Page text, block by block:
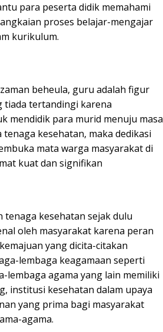
para peserta didik memahami
proses belajar-mengajar
kurikulum.
beheula, guru adalah figur
tiada tertandingi karena
mendidik para murid menuju masa
kesehatan, maka dedikasi
mata warga masyarakat di
kuat dan signifikan
kesehatan sejak dulu
oleh masyarakat karena peran
yang dicita-citakan
lembaga keagamaan seperti
lembaga agama yang lain memiliki
institusi kesehatan dalam upaya
yang prima bagi masyarakat
agama.